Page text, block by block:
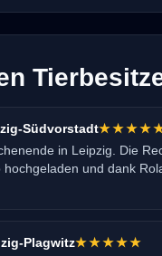
Südvorstadt
in Leipzig. Die
hochgeladen und dank
Plagwitz★★★★★